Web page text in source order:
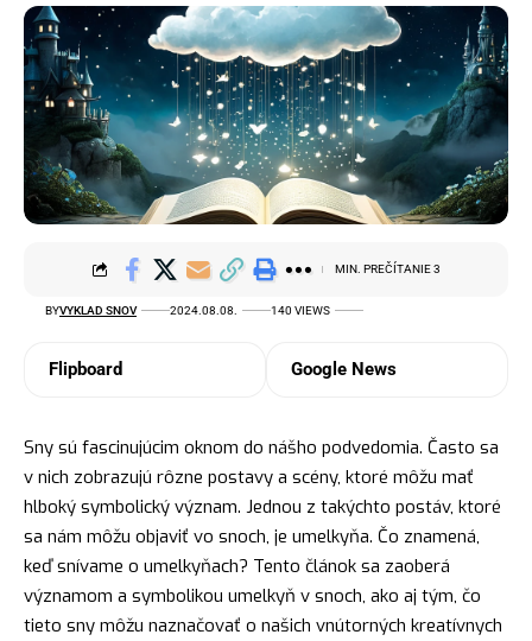
BYVYKLAD SNOV 2024.08.08. 140 VIEWS
MIN. PREČÍTANIE 3
Flipboard Google News
Sny sú fascinujúcim oknom do nášho podvedomia. Často sa
v nich zobrazujú rôzne postavy a scény, ktoré môžu mať
hlboký symbolický význam. Jednou z takýchto postáv, ktoré
sa nám môžu objaviť vo snoch, je umelkyňa. Čo znamená,
keď snívame o umelkyňach? Tento článok sa zaoberá
významom a symbolikou umelkyň v snoch, ako aj tým, čo
tieto sny môžu naznačovať o našich vnútorných kreatívnych